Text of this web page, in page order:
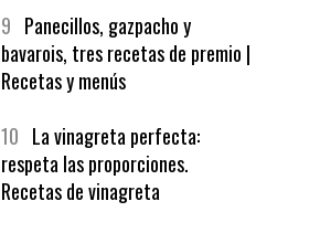
bavarois, tres recetas de premio |
Recetas y menús